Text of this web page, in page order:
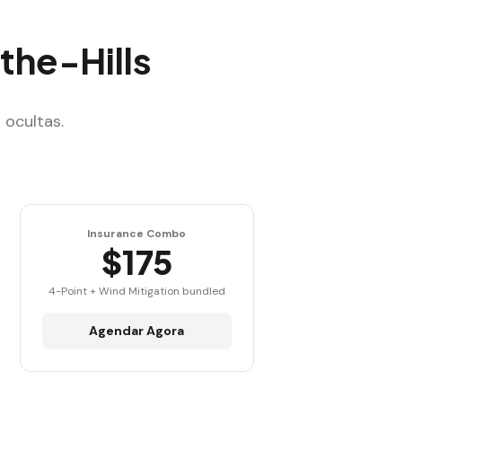
Hills
ocultas.
Insurance Combo
$175
4-Point + Wind Mitigation bundled
Agendar Agora